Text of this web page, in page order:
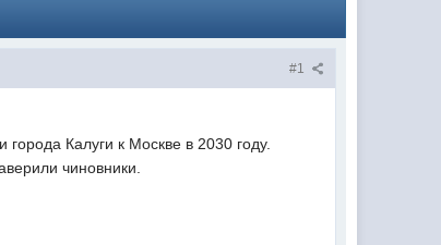
#1
Калуги к Москве в 2030 году.
чиновники.